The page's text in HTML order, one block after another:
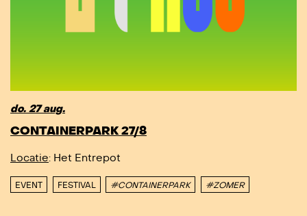
do. 27 aug.
CONTAINERPARK 27/8
Locatie: Het Entrepot
EVENT FESTIVAL #CONTAINERPARK #ZOMER